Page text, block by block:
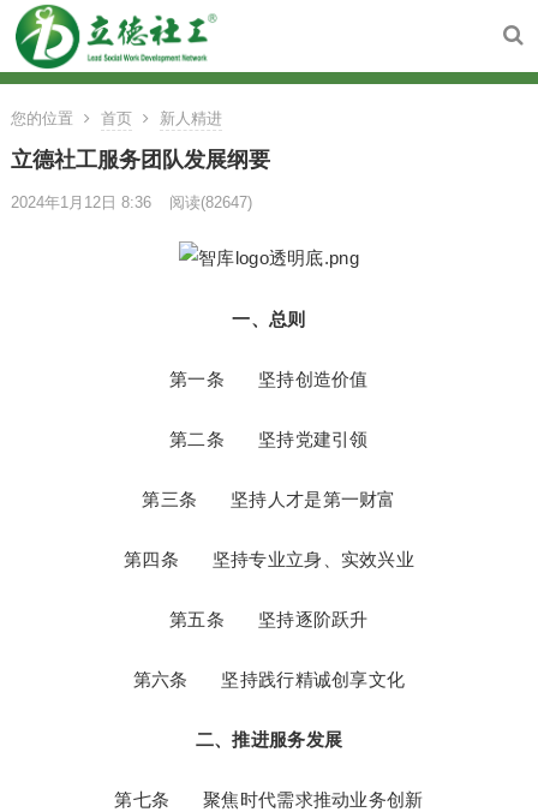
您的位置 首页 新人精进
立德社工服务团队发展纲要
2024年1月12日 8:36 阅读(82647)
一、总则
第一条   坚持创造价值
第二条   坚持党建引领
第三条   坚持人才是第一财富
第四条   坚持专业立身、实效兴业
第五条   坚持逐阶跃升
第六条   坚持践行精诚创享文化
二、推进服务发展
第七条   聚焦时代需求推动业务创新